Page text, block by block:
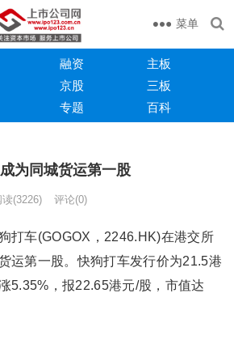
菜单
融资
主板
京股
三板
专题 百科
为同城货运第一股
读(3226) 评论(0)
打车(GOGOX，2246.HK)在港交所
运第一股。快狗打车发行价为21.5港
5.35%，报22.65港元/股，市值达